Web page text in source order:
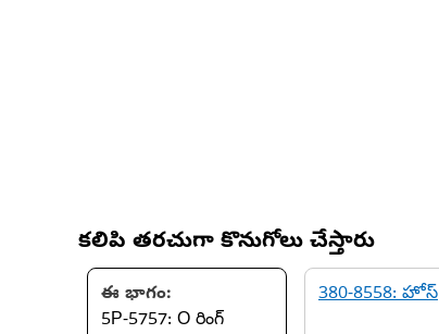
కలిపి తరచుగా కొనుగోలు చేస్తారు
ఈ భాగం:
5P-5757: O రింగ్
380-8558: హోస్